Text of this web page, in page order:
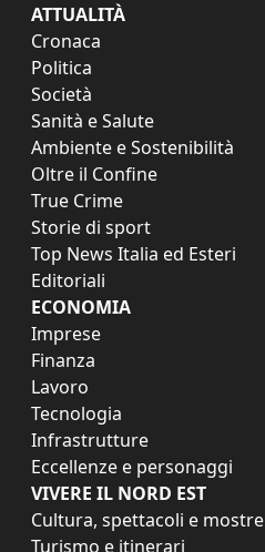
ATTUALITÀ
Cronaca
Politica
Società
Sanità e Salute
Ambiente e Sostenibilità
Oltre il Confine
True Crime
Storie di sport
Top News Italia ed Esteri
Editoriali
ECONOMIA
Imprese
Finanza
Lavoro
Tecnologia
Infrastrutture
Eccellenze e personaggi
VIVERE IL NORD EST
Cultura, spettacoli e mostre
Turismo e itinerari